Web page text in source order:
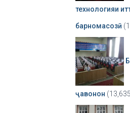
технологияи
барномасозӣ
ҷавонон